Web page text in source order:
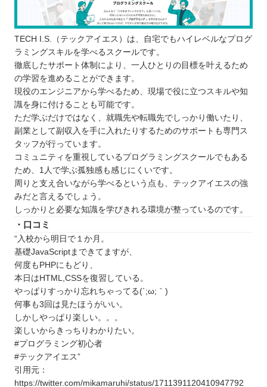
要がある
どんなプログラミング言語を学ぶのが良いのか
子ども向けと大人向けにプログラミングスクールに
違いはあるか
お得にプログラミングスクールに通える制度
プログラミングスクールで挫折しないために
【石川】子ども向けのおすすめプログラミングス
クール5選
ロボ団
プロクラ
TECH Chance（テックチャンス）
QUREOプログラミング教室
市民パソコン塾
つけよう
TECH I.S.（テックアイエス）は、自宅でもハイレベルなプログ
ラミングスキルを学べるスクールです。
徹底したサポート体制により、一人ひとりの目標を叶えるため
の学習を進めることができます。
現役のエンジニアから学べるため、現場で役に立つスキルや知
識を身に付けることも可能です。
ただ学ぶだけではなく、就職先や転職先でしっかり働いたり、
副業として副収入を手に入れたりするためのサポートも専門ス
タッフが行っています。
コミュニティを重視しているプログラミングスクールでもある
ため、1人で学ぶ孤独感も感じにくいです。
周りと支え合いながら学べるという点も、テックアイエスの強
みだと言えるでしょう。
しっかりと必要な知識を学びきれる環境が整っているのです。
・口コミ
“入校から明日で１か月。
基礎JavaScriptまできてますが、
何度もPHPにもどり、
本日はHTML,CSSを復習している。
やっぱりすっかり忘れちゃってる(´;ω;｀)
何事も3回は見たほうがいい。
しかしやっぱり楽しい。。。
楽しいからきっちりわかりたい。
#プログラミング初心者
#テックアイエス”
引用元：
https://twitter.com/mikamaruhi/status/1711391120410947792